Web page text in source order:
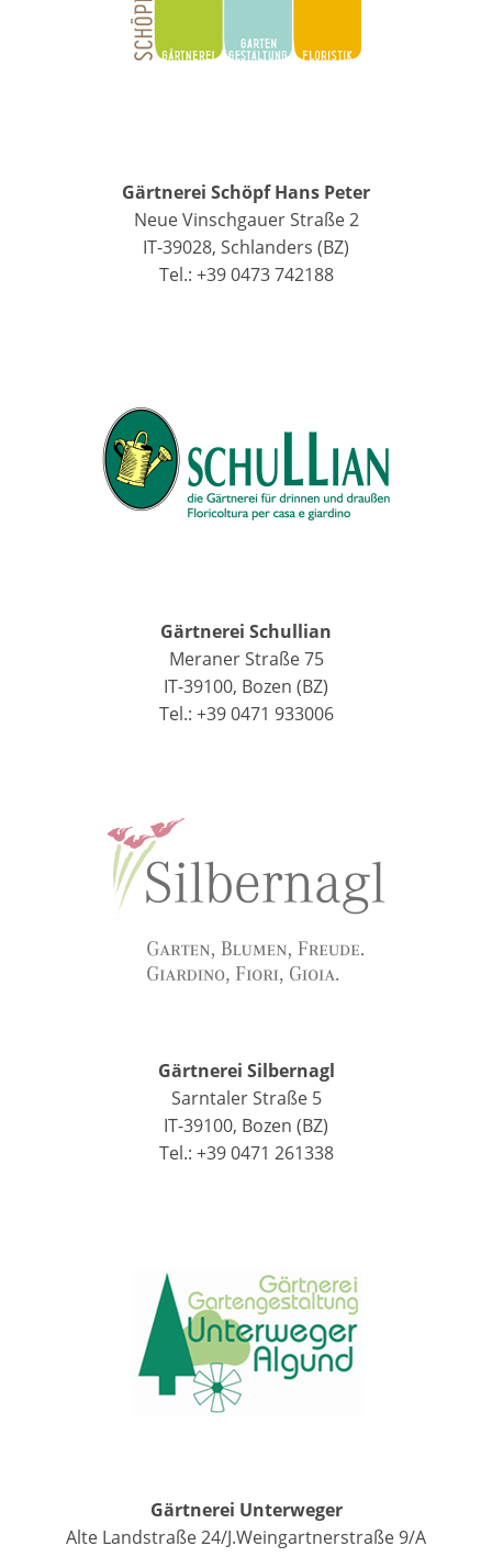
Gärtnerei Schöpf Hans Peter
Neue Vinschgauer Straße 2
IT-39028, Schlanders (BZ)
Tel.: +39 0473 742188
Gärtnerei Schullian
Meraner Straße 75
IT-39100, Bozen (BZ)
Tel.: +39 0471 933006
Gärtnerei Silbernagl
Sarntaler Straße 5
IT-39100, Bozen (BZ)
Tel.: +39 0471 261338
Gärtnerei Unterweger
Alte Landstraße 24/J.Weingartnerstraße 9/A